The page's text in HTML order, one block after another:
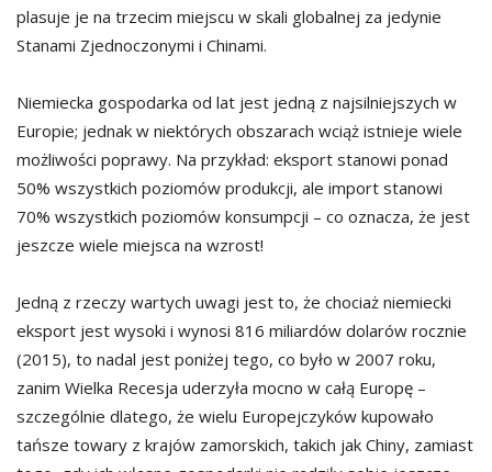
plasuje je na trzecim miejscu w skali globalnej za jedynie
Stanami Zjednoczonymi i Chinami.
Niemiecka gospodarka od lat jest jedną z najsilniejszych w
Europie; jednak w niektórych obszarach wciąż istnieje wiele
możliwości poprawy. Na przykład: eksport stanowi ponad
50% wszystkich poziomów produkcji, ale import stanowi
70% wszystkich poziomów konsumpcji – co oznacza, że jest
jeszcze wiele miejsca na wzrost!
Jedną z rzeczy wartych uwagi jest to, że chociaż niemiecki
eksport jest wysoki i wynosi 816 miliardów dolarów rocznie
(2015), to nadal jest poniżej tego, co było w 2007 roku,
zanim Wielka Recesja uderzyła mocno w całą Europę –
szczególnie dlatego, że wielu Europejczyków kupowało
tańsze towary z krajów zamorskich, takich jak Chiny, zamiast